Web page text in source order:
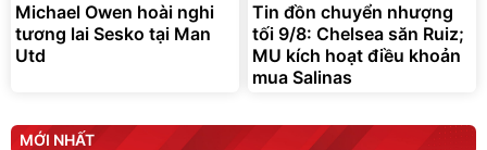
Michael Owen hoài nghi
tương lai Sesko tại Man
Utd
Tin đồn chuyển nhượng
tối 9/8: Chelsea săn Ruiz;
MU kích hoạt điều khoản
mua Salinas
MỚI NHẤT